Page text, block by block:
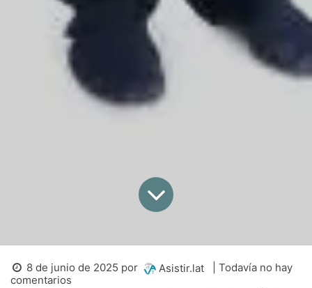
8 de junio de 2025 por Asistir.lat
| Todavía no hay
comentarios